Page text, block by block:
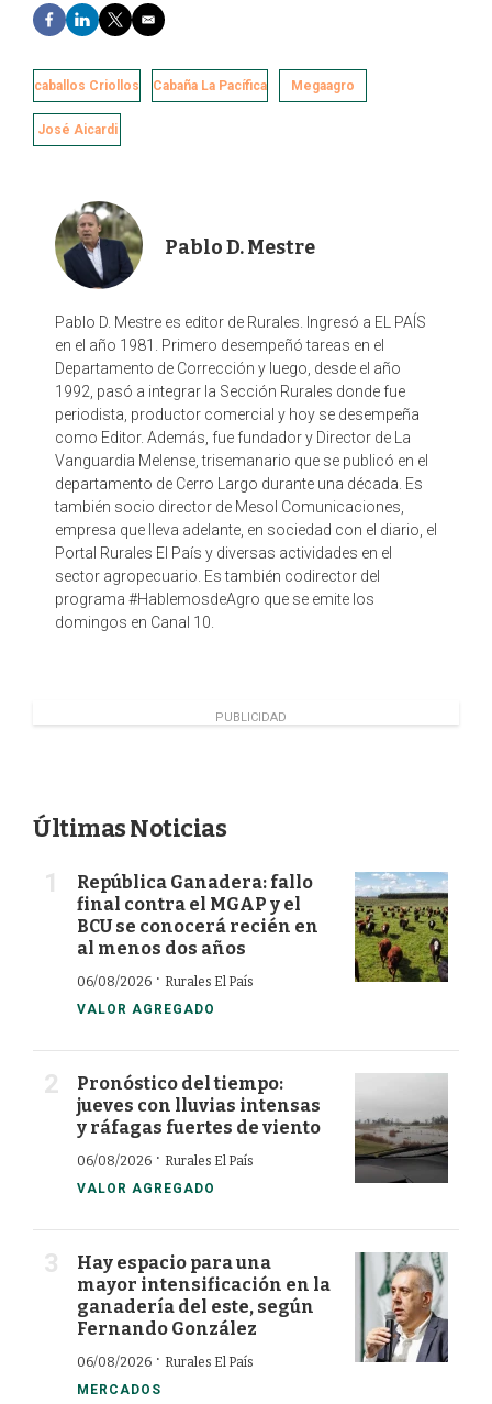
F
a
e
b
o
o
L
i
k
e
d
I
T
w
t
t
e
r
E
m
caballos Criollos Cabaña La Pacífica Megaagro
José Aicardi
Pablo D. Mestre
Pablo D. Mestre es editor de Rurales. Ingresó a EL PAÍS
en el año 1981. Primero desempeñó tareas en el
Departamento de Corrección y luego, desde el año
1992, pasó a integrar la Sección Rurales donde fue
periodista, productor comercial y hoy se desempeña
como Editor. Además, fue fundador y Director de La
Vanguardia Melense, trisemanario que se publicó en el
departamento de Cerro Largo durante una década. Es
también socio director de Mesol Comunicaciones,
empresa que lleva adelante, en sociedad con el diario, el
Portal Rurales El País y diversas actividades en el
sector agropecuario. Es también codirector del
programa #HablemosdeAgro que se emite los
domingos en Canal 10.
PUBLICIDAD
Últimas Noticias
República Ganadera: fallo
final contra el MGAP y el
BCU se conocerá recién en
al menos dos años
06/08/2026 · Rurales El País
VALOR AGREGADO
Pronóstico del tiempo:
jueves con lluvias intensas
y ráfagas fuertes de viento
06/08/2026 · Rurales El País
VALOR AGREGADO
Hay espacio para una
mayor intensificación en la
ganadería del este, según
Fernando González
06/08/2026 · Rurales El País
MERCADOS